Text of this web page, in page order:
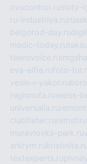
ovucontrol.rusloty-
ru-industriya.ru
belgorod-day.ru
medic-today.ru
teensvoice.ru
eva-elfie.rufoto-
veslo-i-yakor.ru
regionufa.ruweiss-
universalia.ru
clubfisher.ru
muraviovka-park.ru
arkrym.rukristinita.ru
textexperts.ru